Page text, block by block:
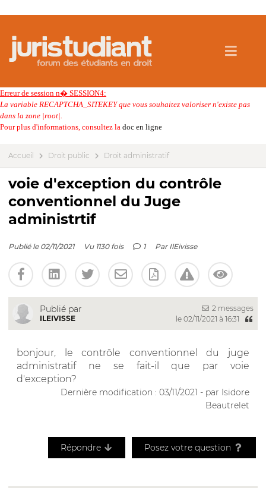
Erreur de session n� SESSION4:
La variable RECAPTCHA_SITEKEY que vous souhaitez valoriser n'existe pas
dans la zone |root|.
Pour plus d'informations, consultez la doc en ligne
Accueil Droit public Droit administratif
voie d'exception du contrôle
conventionnel du Juge
administrtif
Publié le 02/11/2021 Vu 1130 fois 1 Par IlEivisse
Publié par
ILEIVISSE
2 messages
le 02/11/2021 à 16:31
bonjour, le contrôle conventionnel du juge
administratif ne se fait-il que par voie
d'exception?
Dernière modification : 03/11/2021 - par Isidore
Beautrelet
Répondre Posez votre question